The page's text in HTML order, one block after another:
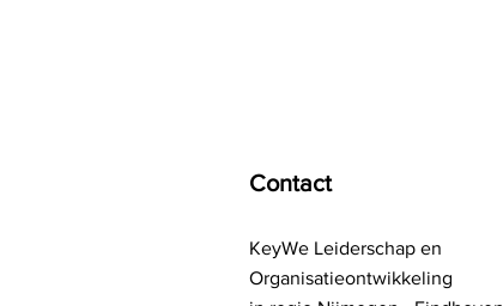
Contact
KeyWe Leiderschap en
Organisatieontwikkeling